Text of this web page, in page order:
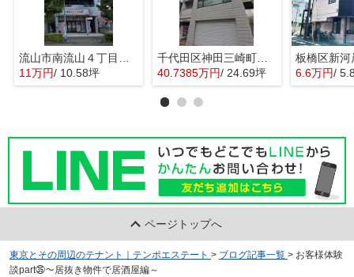
流山市南流山４丁目の店舗事務所
11万円/ 10.58坪
千代田区神田三崎町３丁目の店舗事務所
40.7385万円/ 24.69坪 6.6万円/
ページトップへ
東京とその周辺のテナント｜テンポエステート > ブログ記事一覧 > お客様体験
談part㉟～居抜き物件で居酒屋編～